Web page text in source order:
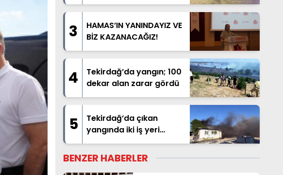
3
HAMAS’IN YANINDAYIZ VE
BİZ KAZANACAĞIZ!
4
Tekirdağ’da yangın; 100
dekar alan zarar gördü
5
Tekirdağ’da çıkan
yangında iki iş yeri
kullanılamaz hale geldi
BENZER HABERLER